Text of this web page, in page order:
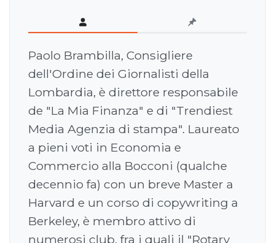
Paolo Brambilla, Consigliere
dell'Ordine dei Giornalisti della
Lombardia, è direttore responsabile
de "La Mia Finanza" e di "Trendiest
Media Agenzia di stampa". Laureato
a pieni voti in Economia e
Commercio alla Bocconi (qualche
decennio fa) con un breve Master a
Harvard e un corso di copywriting a
Berkeley, è membro attivo di
numerosi club, fra i quali il "Rotary